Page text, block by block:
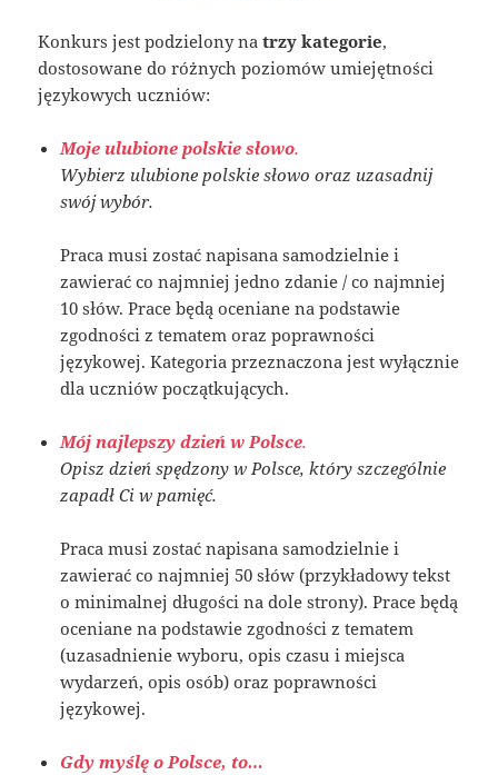
Konkurs jest podzielony natrzy kategorie,
dostosowane do różnych poziomów umiejętności
językowych uczniów:
Moje ulubione polskie słowo.
Wybierz ulubione polskie słowo oraz uzasadnij
swój wybór.
Praca musi zostać napisana samodzielnie i
zawierać co najmniej jedno zdanie / co najmniej
10 słów. Prace będą oceniane na podstawie
zgodności z tematem oraz poprawności
językowej. Kategoria przeznaczona jest wyłącznie
dla uczniów początkujących.
Mój najlepszy dzień w Polsce.
Opisz dzień spędzony w Polsce, który szczególnie
zapadł Ci w pamięć.
Praca musi zostać napisana samodzielnie i
zawierać co najmniej 50 słów (przykładowy tekst
o minimalnej długości na dole strony). Prace będą
oceniane na podstawie zgodności z tematem
(uzasadnienie wyboru, opis czasu i miejsca
wydarzeń, opis osób) oraz poprawności
językowej.
Gdy myślę o Polsce, to…